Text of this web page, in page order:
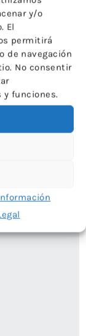
y/o
El
permitirá
de navegación
No consentir
funciones.
de